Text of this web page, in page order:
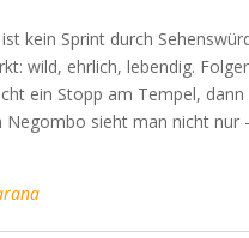
kein Sprint durch
wild, ehrlich, lebendig.
ein Stopp am Tempel,
sieht man nicht